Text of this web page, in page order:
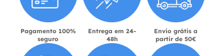
Pagamento 100%
seguro
Entrega em 24-
48h
Envio grátis a
partir de 50€